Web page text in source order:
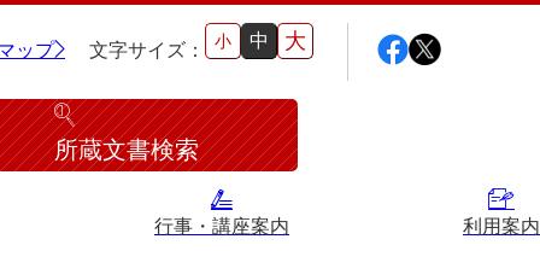
ップ 文字サイズ： 小 中 大
所蔵文書検索
行事・講座案内 利用案内